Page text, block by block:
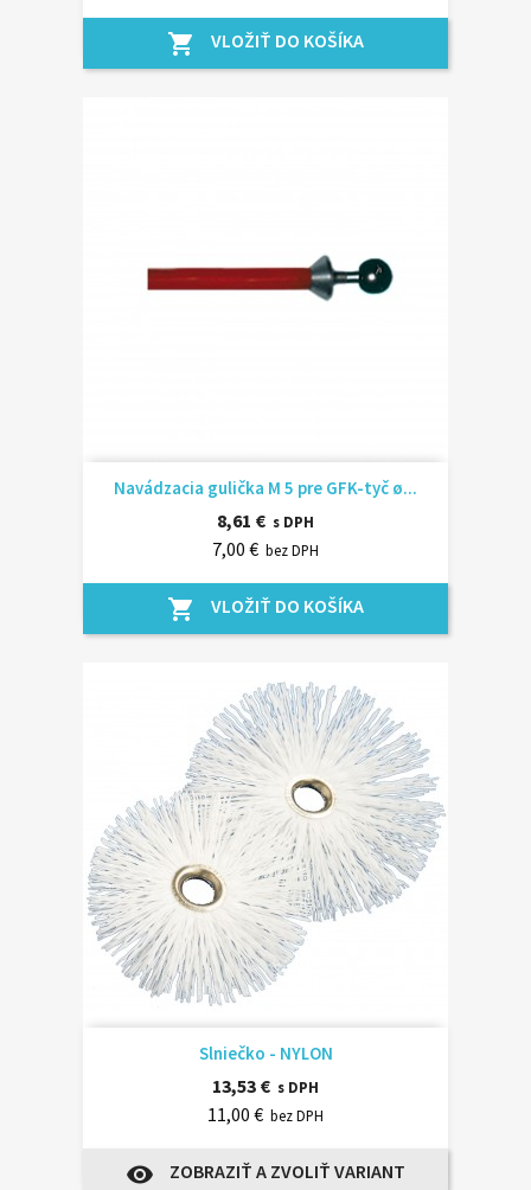
shopping_cart VLOŽIŤ DO KOŠÍKA
Navádzacia gulička M 5 pre GFK-tyč ø...
8,61 € s DPH
7,00 € bez DPH
shopping_cart VLOŽIŤ DO KOŠÍKA
Slniečko - NYLON
13,53 € s DPH
11,00 € bez DPH
visibility ZOBRAZIŤ A ZVOLIŤ VARIANT